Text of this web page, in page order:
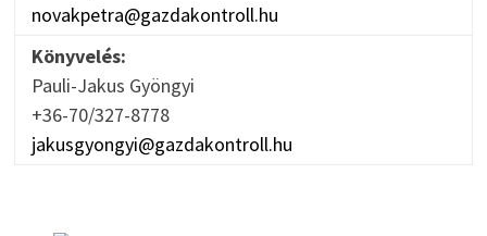
novakpetra@gazdakontroll.hu
Könyvelés:
Pauli-Jakus Gyöngyi
+36-70/327-8778
jakusgyongyi@gazdakontroll.hu